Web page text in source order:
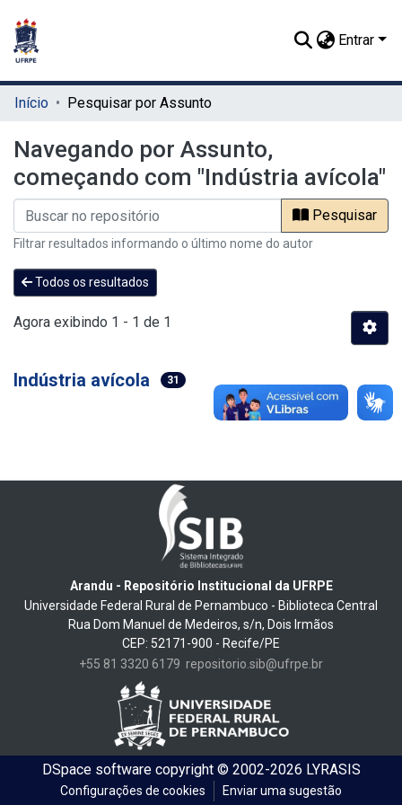
Entrar
Início Pesquisar por Assunto
Navegando por Assunto,
começando com "Indústria avícola"
Pesquisar
Filtrar resultados informando o último nome do autor
Todos os resultados
Agora exibindo 1 - 1 de 1
Indústria avícola 31
Arandu - Repositório Institucional da UFRPE
Universidade Federal Rural de Pernambuco - Biblioteca Central
Rua Dom Manuel de Medeiros, s/n, Dois Irmãos
CEP: 52171-900 - Recife/PE
+55 81 3320 6179 repositorio.sib@ufrpe.br
DSpace softwarecopyright © 2002-2026 LYRASIS
Configurações de cookies Enviar uma sugestão